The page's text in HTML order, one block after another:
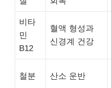
비타
민
B12
혈액 형성과
신경계 건강
철분 산소 운반